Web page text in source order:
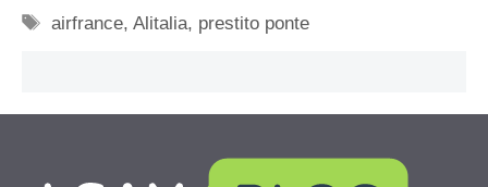
Tag
airfrance,Alitalia, prestito ponte